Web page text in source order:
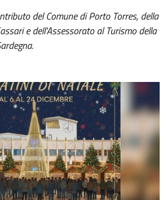
del Comune di Porto Torres, della
e dell'Assessorato al Turismo della